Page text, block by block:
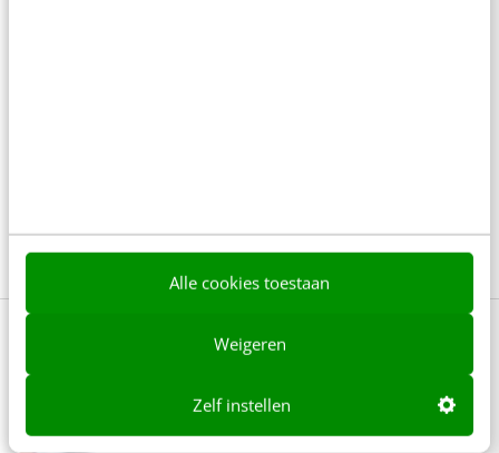
Alle cookies toestaan
Weigeren
Zelf instellen
Anderen lezen ook